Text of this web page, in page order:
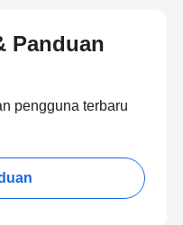
Panduan
pengguna terbaru